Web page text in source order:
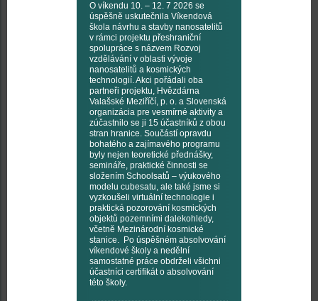
O víkendu 10. – 12. 7 2026 se
úspěšně uskutečnila Víkendová
škola návrhu a stavby nanosatelitů
v rámci projektu přeshraniční
spolupráce s názvem Rozvoj
vzdělávání v oblasti vývoje
nanosatelitů a kosmických
technologií. Akci pořádali oba
partneři projektu, Hvězdárna
Valašské Meziříčí, p. o. a Slovenská
organizácia pre vesmírné aktivity a
zúčastnilo se ji 15 účastníků z obou
stran hranice. Součástí opravdu
bohatého a zajímavého programu
byly nejen teoretické přednášky,
semináře, praktické činnosti se
složením Schoolsatů – výukového
modelu cubesatu, ale také jsme si
vyzkoušeli virtuální technologie i
praktická pozorování kosmických
objektů pozemními dalekohledy,
včetně Mezinárodní kosmické
stanice. Po úspěšném absolvování
víkendové školy a nedělní
samostatné práce obdrželi všichni
účastníci certifikát o absolvování
této školy.